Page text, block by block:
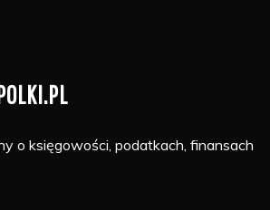
o księgowości, podatkach, finansach